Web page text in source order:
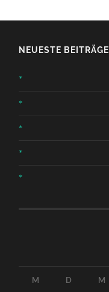
NEUESTE BEITRÄGE
*
*
*
*
*
M D M